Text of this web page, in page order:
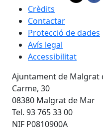
Crèdits
Contactar
Protecció de dades
Avís legal
Accessibilitat
Ajuntament de Malgrat
Carme, 30
08380 Malgrat de Mar
Tel. 93 765 33 00
NIF P0810900A